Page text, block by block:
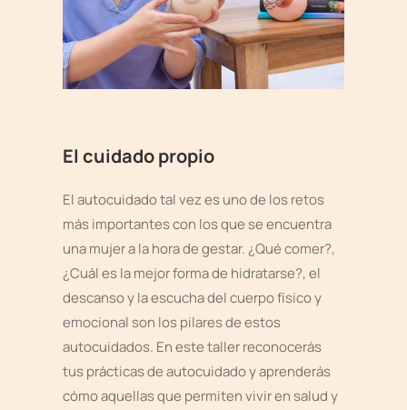
El cuidado propio
El autocuidado tal vez es uno de los retos
más importantes con los que se encuentra
una mujer a la hora de gestar. ¿Qué comer?,
¿Cuál es la mejor forma de hidratarse?, el
descanso y la escucha del cuerpo físico y
emocional son los pilares de estos
autocuidados. En este taller reconocerás
tus prácticas de autocuidado y aprenderás
cómo aquellas que permiten vivir en salud y